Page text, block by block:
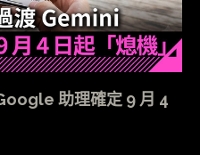
助理確定 9 月 4